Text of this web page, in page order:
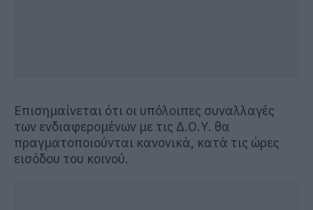
Επισημαίνεται ότι οι υπόλοιπες συναλλαγές
των ενδιαφερομένων με τις Δ.Ο.Υ. θα
πραγματοποιούνται κανονικά, κατά τις ώρες
εισόδου του κοινού.